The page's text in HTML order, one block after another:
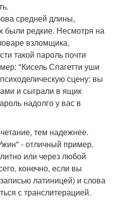
средней длины,
были редкие. Несмотря на
взломщика,
такой пароль почти
"Кисель Спагетти уши
сцену: вы
и сыграли в ящик
надолго у вас в
тем надежнее.
- отличный пример.
или через любой
конечно, если вы
латиницей) и слова
с транслитерацией.